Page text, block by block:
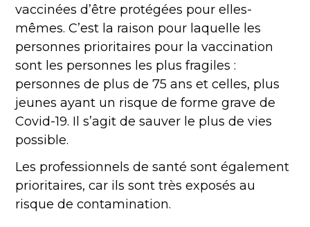
vaccinées d’être protégées pour elles-
mêmes. C’est la raison pour laquelle les
personnes prioritaires pour la vaccination
sont les personnes les plus fragiles :
personnes de plus de 75 ans et celles, plus
jeunes ayant un risque de forme grave de
Covid-19. Il s’agit de sauver le plus de vies
possible.
Les professionnels de santé sont également
prioritaires, car ils sont très exposés au
risque de contamination.